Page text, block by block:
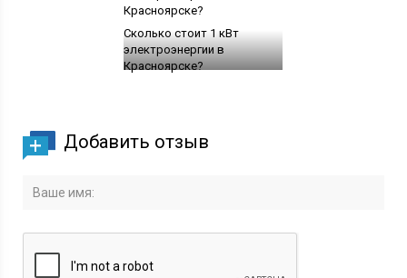
Сколько стоит 1 кВт
электроэнергии в
Красноярске?
Добавить отзыв